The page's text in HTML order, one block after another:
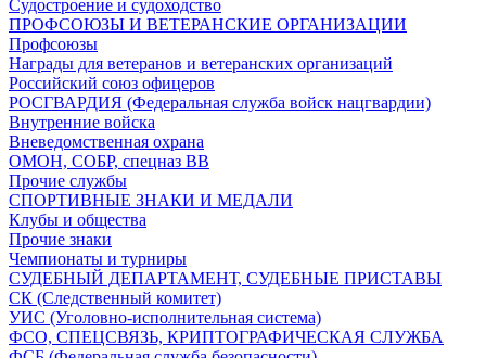
Судостроение и судоходство
ПРОФСОЮЗЫ И ВЕТЕРАНСКИЕ ОРГАНИЗАЦИИ
Профсоюзы
Награды для ветеранов и ветеранских организаций
Российский союз офицеров
РОСГВАРДИЯ (Федеральная служба войск нацгвардии)
Внутренние войска
Вневедомственная охрана
ОМОН, СОБР, спецназ ВВ
Прочие службы
СПОРТИВНЫЕ ЗНАКИ И МЕДАЛИ
Клубы и общества
Прочие знаки
Чемпионаты и турниры
СУДЕБНЫЙ ДЕПАРТАМЕНТ, СУДЕБНЫЕ ПРИСТАВЫ
СК (Следственный комитет)
УИС (Уголовно-исполнительная система)
ФСО, СПЕЦСВЯЗЬ, КРИПТОГРАФИЧЕСКАЯ СЛУЖБА